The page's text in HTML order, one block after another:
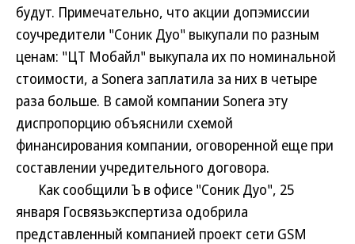
будут. Примечательно, что акции допэмиссии
соучредители "Соник Дуо" выкупали по разным
ценам: "ЦТ Мобайл" выкупала их по номинальной
стоимости, а Sonera заплатила за них в четыре
раза больше. В самой компании Sonera эту
диспропорцию объяснили схемой
финансирования компании, оговоренной еще при
составлении учредительного договора.
Как сообщили Ъ в офисе "Соник Дуо", 25
января Госвязьэкспертиза одобрила
представленный компанией проект сети GSM